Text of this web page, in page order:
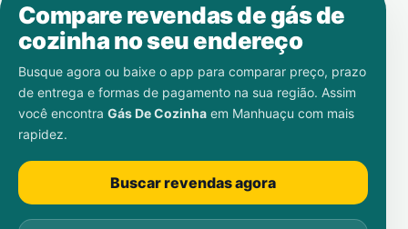
Compare revendas de gás de
cozinha no seu endereço
Busque agora ou baixe o app para comparar preço, prazo
de entrega e formas de pagamento na sua região. Assim
você encontra Gás De Cozinha em Manhuaçu com mais
rapidez.
Buscar revendas agora